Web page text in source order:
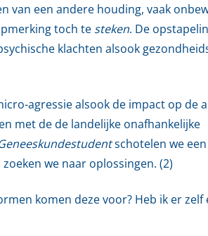
van een andere houding, vaak
toch te steken. De
klachten alsook
agressie alsook de impact op de
met de de landelijke onafhankelijke
schotelen we
we naar oplossingen. (2)
komen deze voor? Heb ik er zelf